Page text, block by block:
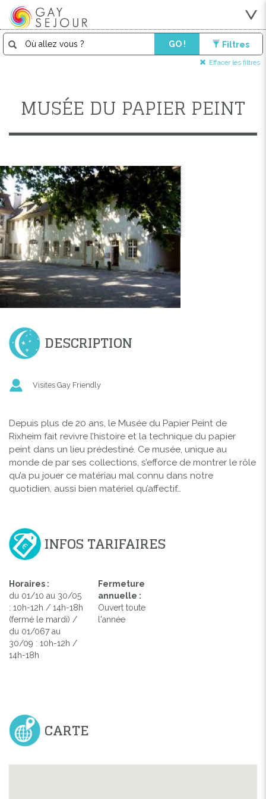
GO ! Filtres
Effacer les filtres
MUSÉE DU PAPIER PEINT
DESCRIPTION
Visites Gay Friendly
Depuis plus de 20 ans, le Musée du Papier Peint de
Rixheim fait revivre l’histoire et la technique du papier
peint dans un lieu prédestiné. Ce musée, unique au
monde de par ses collections, s’efforce de montrer le rôle
qu’a pu jouer ce matériau mal connu dans notre
quotidien, aussi bien matériel qu’affectif…
INFOS TARIFAIRES
Horaires :
du 01/10 au 30/05
: 10h-12h / 14h-18h
(fermé le mardi) /
du 01/067 au
30/09 : 10h-12h /
14h-18h
Fermeture
annuelle :
Ouvert toute
l'année
CARTE